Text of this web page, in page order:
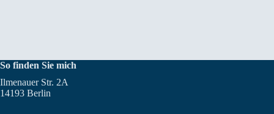
So finden Sie mich
Ilmenauer Str. 2A
14193 Berlin